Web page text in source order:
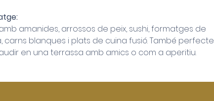
amanides, arrossos de peix, sushi, formatges de
carns blanques i plats de cuina fusió. També perfecte
en una terrassa amb amics o com a aperitiu.